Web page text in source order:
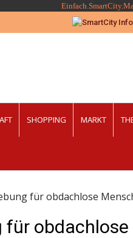
SHOPPING MARKT
für obdachlose
für